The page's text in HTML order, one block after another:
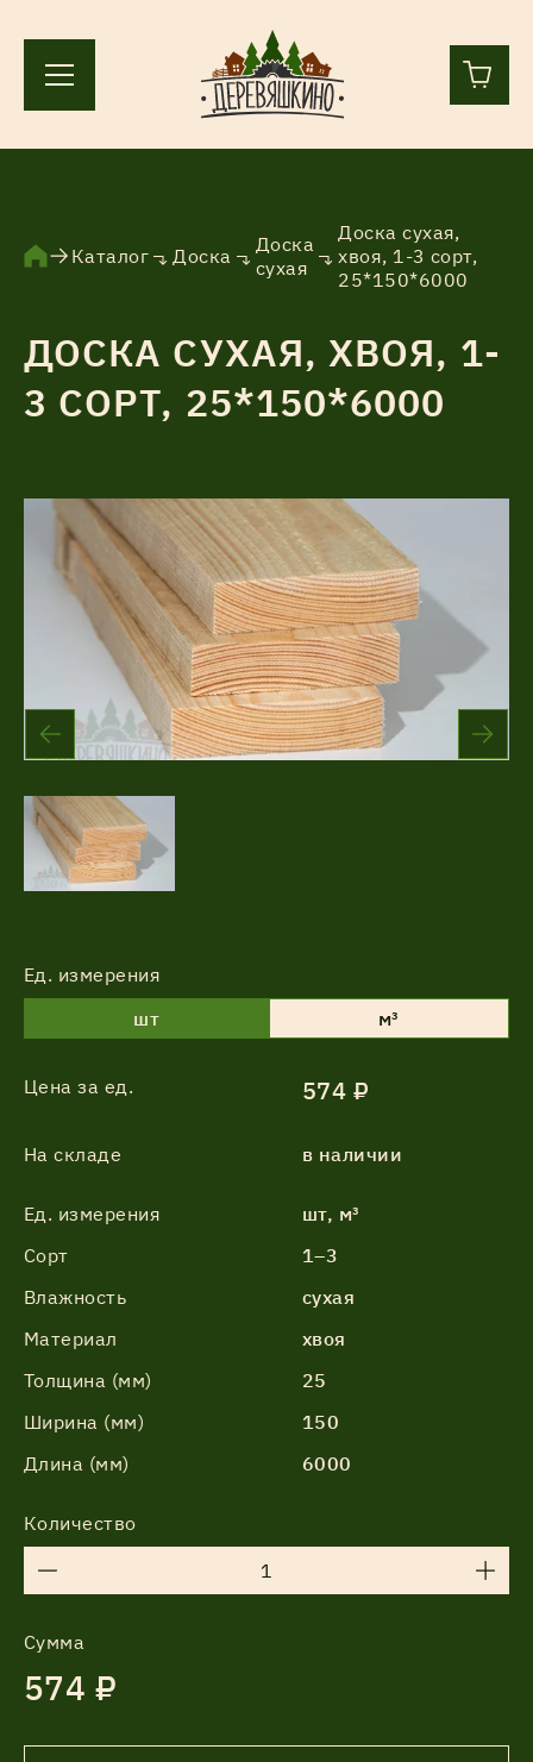
Ленинградская область, Всеволожский р-н, пос.
ПН-ПТ 9:00 – 17:00
Услуги
Акции
О компании
Контакты
Каталог Доска
Доска
сухая
Доска сухая,
хвоя, 1-3 сорт,
25*150*6000
ДОСКА СУХАЯ, ХВОЯ, 1-
3 СОРТ, 25*150*6000
Ед. измерения
шт
м³
Цена за ед. 574 ₽
На складе в наличии
Ед. измерения
шт, м³
Сорт
1–3
Влажность
сухая
Материал
хвоя
Толщина (мм)
25
Ширина (мм)
150
Длина (мм)
6000
Количество
Сумма
574 ₽
Соглашение об обработке
персональных данных
Соглашение об обработке
персональных данных